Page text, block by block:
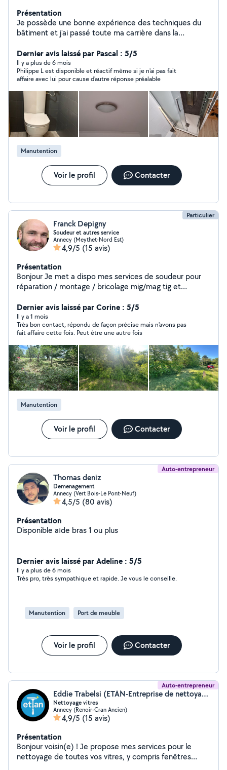
Présentation
Je possède une bonne expérience des techniques du
bâtiment et j'ai passé toute ma carrière dans la
électriques, de plomberie, du montage de meubles, des
réparations, de la peinture, de la tapisserie, du
nettoyage intérieur et extérieur..., et je peux rendre des
services à la personne (livraison de colis, de courses, ...).
Dernier avis laissé par Pascal : 5/5
Il y a plus de 6 mois
Philippe L est disponible et réactif même si je n'ai pas fait
affaire avec lui pour cause d'autre réponse préalable
Manutention
Voir le profil Contacter
Particulier
Franck Depigny
Soudeur et autres service
Annecy (Meythet-Nord Est)
4,9/5 (15 avis)
Présentation
Bonjour Je met a dispo mes services de soudeur pour
réparation / montage / bricolage mig/mag tig et
la pose de charpentes métallique et soudures Mes
niveau études cap serrurier metallier. Charpentier
Formation de Soudeur J effectue d autre tâche
Débroussaillage Tonte Entretien de haie Désherbage
Nettoyer terrasse karcher Ramassage de feuilles
Déneigement Petite plomberie Petite électricité
Montage de meuble Et autre à convenir Secteur haute
Savoie / Savoie / Ain selon localisation. Merci pour votre
confiance
Dernier avis laissé par Corine : 5/5
Il y a 1 mois
Très bon contact, répondu de façon précise mais n'avons pas
fait affaire cette fois. Peut être une autre fois
Manutention
Voir le profil Contacter
Auto-entrepreneur
Thomas deniz
Demenagement
Annecy (Vert Bois-Le Pont-Neuf)
4,5/5 (80 avis)
Présentation
Disponible aıde bras 1 ou plus
Dernier avis laissé par Adeline : 5/5
Il y a plus de 6 mois
Très pro, très sympathique et rapide. Je vous le conseille.
Manutention Port de meuble
Voir le profil Contacter
Auto-entrepreneur
Eddie Trabelsi (ETAN-Entreprise de nettoyage)
Nettoyage vitres
Annecy (Renoir-Cran Ancien)
4,9/5 (15 avis)
Présentation
Bonjour voisin(e) ! Je propose mes services pour le
nettoyage de toutes vos vitres, y compris fenêtres